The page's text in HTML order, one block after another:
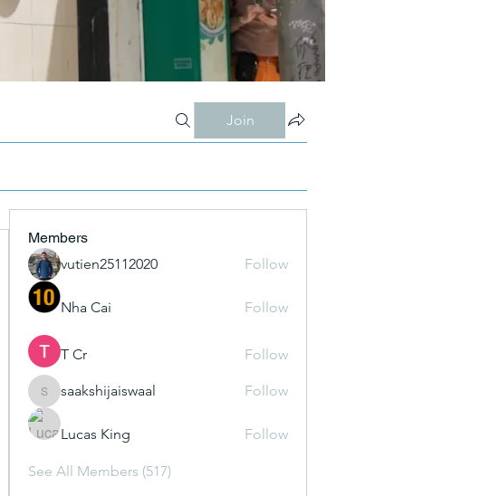
Join
Members
vutien25112020
Follow
Nha Cai Follow
T Cr Follow
saakshijaiswaal
saakshijaiswaal Follow
Lucas King Follow
See All Members (517)